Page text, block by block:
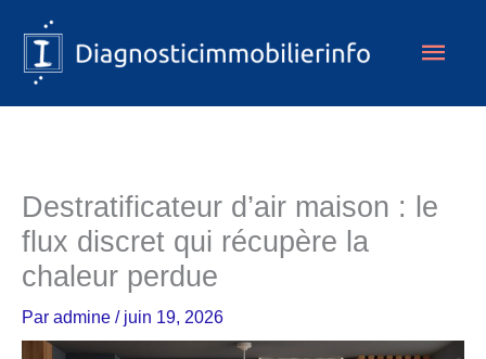
contenu
Destratificateur d’air maison : le
flux discret qui récupère la
chaleur perdue
Par admine / juin 19, 2026